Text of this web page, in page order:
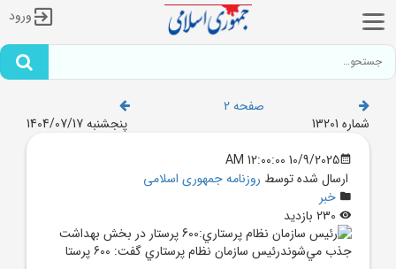
ورود
صفحه 2
شماره 13201
پنجشنبه 1404/07/17
10/9/2025 12:00:00 AM
ارسال شده توسط روزنامه جمهوری اسلامی
خبر